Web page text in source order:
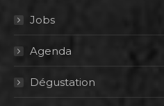
Jobs
Agenda
Dégustation